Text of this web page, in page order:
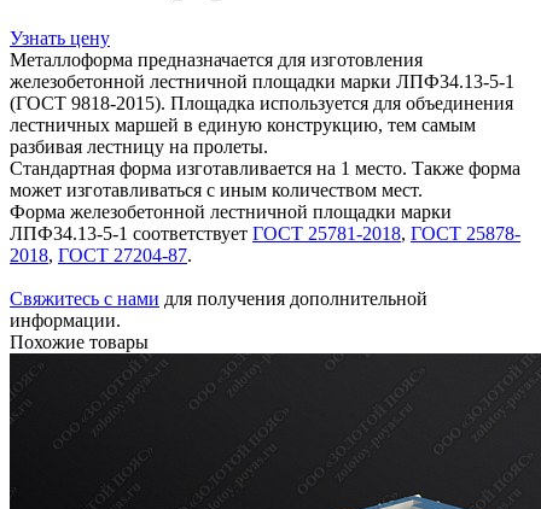
Узнать цену
Металлоформа предназначается для изготовления
железобетонной лестничной площадки марки ЛПФ34.13-5-1
(ГОСТ 9818-2015). Площадка используется для объединения
лестничных маршей в единую конструкцию, тем самым
разбивая лестницу на пролеты.
Стандартная форма изготавливается на 1 место. Также форма
может изготавливаться с иным количеством мест.
Форма железобетонной лестничной площадки марки
ЛПФ34.13-5-1 соответствует ГОСТ 25781-2018, ГОСТ 25878-
2018, ГОСТ 27204-87.
Свяжитесь с нами для получения дополнительной
информации.
Похожие товары